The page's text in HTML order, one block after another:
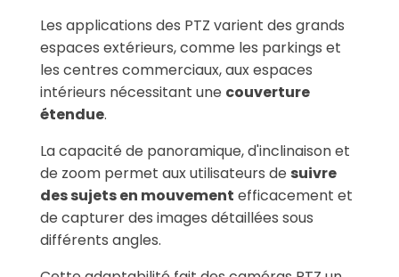
Les applications des PTZ varient des grands
espaces extérieurs, comme les parkings et
les centres commerciaux, aux espaces
intérieurs nécessitant une couverture
étendue.
La capacité de panoramique, d'inclinaison et
de zoom permet aux utilisateurs de suivre
des sujets en mouvement efficacement et
de capturer des images détaillées sous
différents angles.